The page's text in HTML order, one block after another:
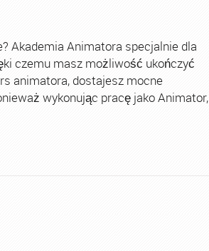
Akademia Animatora specjalnie dla
czemu masz możliwość ukończyć
animatora, dostajesz mocne
wykonując pracę jako Animator,